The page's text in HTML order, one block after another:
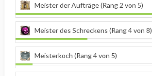
Meister der Aufträge (Rang 2 von 5)
Meister des Schreckens (Rang 4 von 8)
Meisterkoch (Rang 4 von 5)